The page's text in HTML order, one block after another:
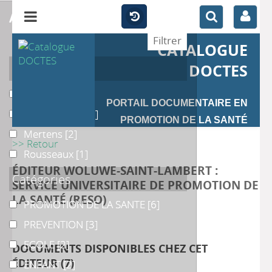
CATALOGUE
DOCTES
PORTAIL DOCUMENTAIRE EN
PROMOTION DE LA SANTÉ
>> Retour
ÉDITEUR WOLUWE-SAINT-LAMBERT :
SERVICE UNIVERSITAIRE DE PROMOTION DE
LA SANTÉ (RESO)
DOCUMENTS DISPONIBLES CHEZ CET
ÉDITEUR (7)
affiner
Auteur
Guiheneuf
Malengreaux
[2]
Mertens
Mertens [2]
Rousseaux
Rousseaux [1]
Catégories
PROMOTION DE LA SANTE
PROMOTION DE LA SANTE [6]
PREVENTION
PREVENTION [3]
ECOLEECOLE[2]
ENFANT
ENFANT[2]